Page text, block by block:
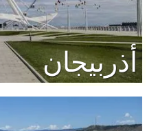
أذربيجان